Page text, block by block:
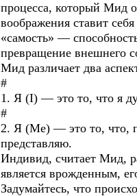
процесса, который Мид
воображения ставит
«самость» —
превращение внешнего
Мид различает два
#
1. Я (I) — это то, что я
#
2. Я (Me) — это то, что,
представляю.
Индивид, считает Мид,
является врожденным,
Задумайтесь, что